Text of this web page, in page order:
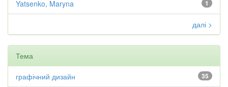
1
Yatsenko, Maryna
далі >
Тема
35
графічний дизайн